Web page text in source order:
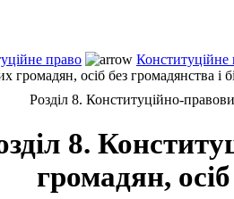
право
громадян, осіб без громадянства і
Розділ 8. Конституційно-
8.
громадян,